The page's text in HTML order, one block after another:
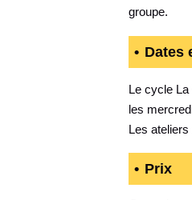
groupe.
Dates
Le cycle La
les
Les
Prix